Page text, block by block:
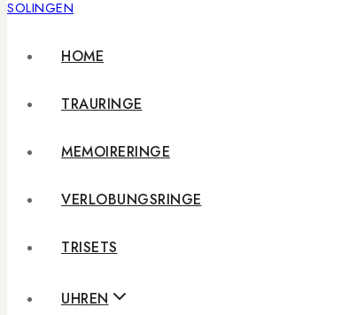
HOME
TRAURINGE
MEMOIRERINGE
VERLOBUNGSRINGE
TRISETS
UHREN